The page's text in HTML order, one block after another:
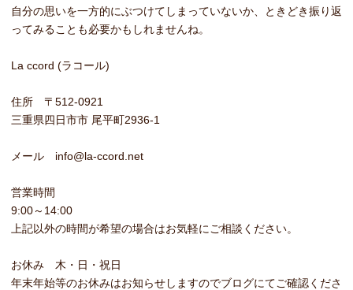
自分の思いを一方的にぶつけてしまっていないか、ときどき振り返
ってみることも必要かもしれませんね。
La ccord (ラコール)
住所 〒512-0921
三重県四日市市 尾平町2936-1
メール info@la-ccord.net
営業時間
9:00～14:00
上記以外の時間が希望の場合はお気軽にご相談ください。
お休み 木・日・祝日
年末年始等のお休みはお知らせしますのでブログにてご確認くださ